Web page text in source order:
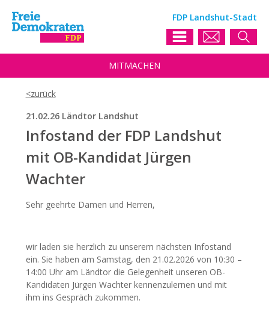
FDP Landshut-Stadt
MITMACHEN
21.02.26 Ländtor Landshut
Infostand der FDP Landshut
mit OB-Kandidat Jürgen
Wachter
Sehr geehrte Damen und Herren,
wir laden sie herzlich zu unserem nächsten Infostand
ein. Sie haben am Samstag, den 21.02.2026 von 10:30 –
14:00 Uhr am Ländtor die Gelegenheit unseren OB-
Kandidaten Jürgen Wachter kennenzulernen und mit
ihm ins Gespräch zukommen.